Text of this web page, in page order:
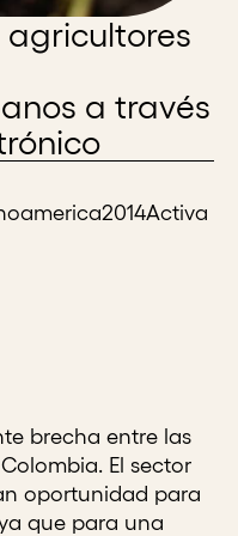
a través
2014Activa
brecha entre las
El sector
oportunidad para
que para una